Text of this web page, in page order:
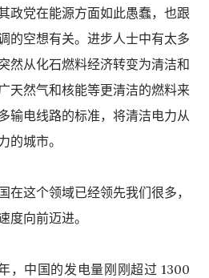
政党在能源方面如此愚蠢，也跟
的空想有关。进步人士中有太多
然从化石燃料经济转变为清洁和
天然气和核能等更清洁的燃料来
输电线路的标准，将清洁电力从
的城市。
在这个领域已经领先我们很多，
度向前迈进。
，中国的发电量刚刚超过 1300